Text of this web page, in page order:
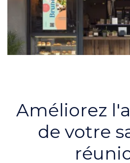
Améliorez
de votre